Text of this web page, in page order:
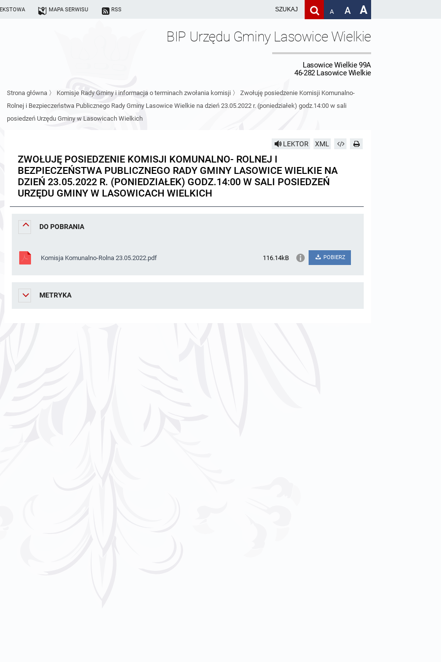
MAPA SERWISU RSS A A A
BIP Urzędu Gminy Lasowice Wielkie
Lasowice Wielkie 99A
46-282 Lasowice Wielkie
Strona główna 〉 Komisje Rady Gminy i informacja o terminach zwołania komisji 〉 Zwołuję posiedzenie Komisji Komunalno-
Rolnej i Bezpieczeństwa Publicznego Rady Gminy Lasowice Wielkie na dzień 23.05.2022 r. (poniedziałek) godz.14:00 w sali
posiedzeń Urzędu Gminy w Lasowicach Wielkich
LEKTOR XML
ZWOŁUJĘ POSIEDZENIE KOMISJI KOMUNALNO- ROLNEJ I
BEZPIECZEŃSTWA PUBLICZNEGO RADY GMINY LASOWICE WIELKIE NA
DZIEŃ 23.05.2022 R. (PONIEDZIAŁEK) GODZ.14:00 W SALI POSIEDZEŃ
URZĘDU GMINY W LASOWICACH WIELKICH
DO POBRANIA
Komisja Komunalno-Rolna 23.05.2022.pdf 116.14kB POBIERZ
METRYKA